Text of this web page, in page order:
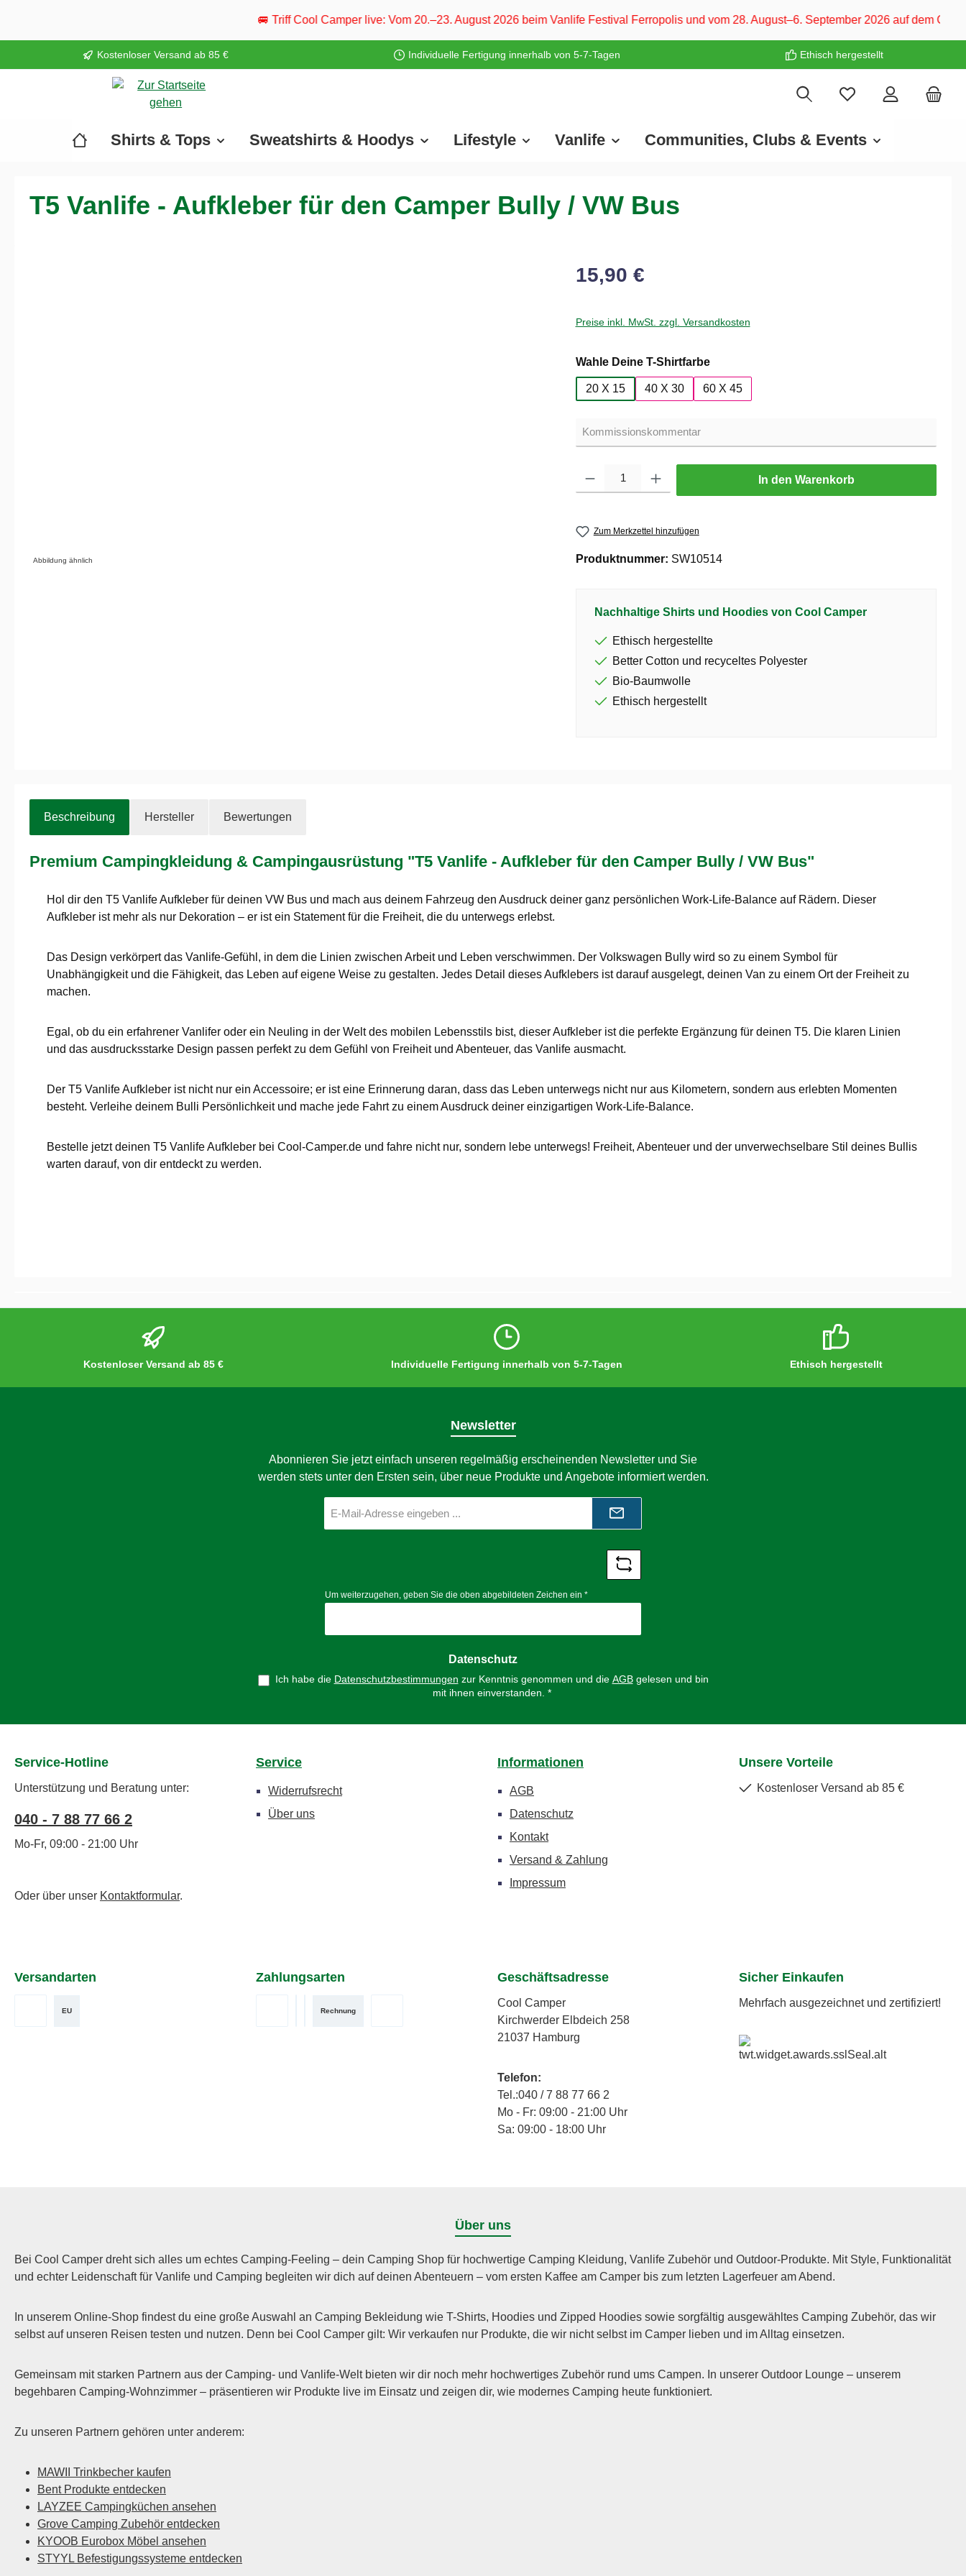
🚐 Triff Cool Camper live: Vom 20.–23. August 2026 beim Vanlife Festival Ferropolis und vom 28. August–6. September 2026 auf dem CARAVAN SALON
Kostenloser Versand ab 85 € Individuelle Fertigung innerhalb von 5-7-Tagen Ethisch hergestellt
Shirts & Tops Sweatshirts & Hoodys Lifestyle Vanlife Communities, Clubs & Events
T5 Vanlife - Aufkleber für den Camper Bully / VW Bus
Abbildung ähnlich
15,90 €
Preise inkl. MwSt. zzgl. Versandkosten
Wahle Deine T-Shirtfarbeauswählen
20 X 15 40 X 30 60 X 45
In den Warenkorb
Zum Merkzettel hinzufügen
Produktnummer: SW10514
Nachhaltige Shirts und Hoodies von Cool Camper
Ethisch hergestellte
Better Cotton und recyceltes Polyester
Bio-Baumwolle
Ethisch hergestellt
Beschreibung Hersteller Bewertungen
Premium Campingkleidung & Campingausrüstung "T5 Vanlife - Aufkleber für den Camper Bully / VW Bus"
Hol dir den T5 Vanlife Aufkleber für deinen VW Bus und mach aus deinem Fahrzeug den Ausdruck deiner ganz persönlichen Work-Life-Balance auf Rädern. Dieser
Aufkleber ist mehr als nur Dekoration – er ist ein Statement für die Freiheit, die du unterwegs erlebst.
Das Design verkörpert das Vanlife-Gefühl, in dem die Linien zwischen Arbeit und Leben verschwimmen. Der Volkswagen Bully wird so zu einem Symbol für
Unabhängigkeit und die Fähigkeit, das Leben auf eigene Weise zu gestalten. Jedes Detail dieses Aufklebers ist darauf ausgelegt, deinen Van zu einem Ort der Freiheit zu
machen.
Egal, ob du ein erfahrener Vanlifer oder ein Neuling in der Welt des mobilen Lebensstils bist, dieser Aufkleber ist die perfekte Ergänzung für deinen T5. Die klaren Linien
und das ausdrucksstarke Design passen perfekt zu dem Gefühl von Freiheit und Abenteuer, das Vanlife ausmacht.
Der T5 Vanlife Aufkleber ist nicht nur ein Accessoire; er ist eine Erinnerung daran, dass das Leben unterwegs nicht nur aus Kilometern, sondern aus erlebten Momenten
besteht. Verleihe deinem Bulli Persönlichkeit und mache jede Fahrt zu einem Ausdruck deiner einzigartigen Work-Life-Balance.
Bestelle jetzt deinen T5 Vanlife Aufkleber bei Cool-Camper.de und fahre nicht nur, sondern lebe unterwegs! Freiheit, Abenteuer und der unverwechselbare Stil deines Bullis
warten darauf, von dir entdeckt zu werden.
Kostenloser Versand ab 85 € Individuelle Fertigung innerhalb von 5-7-Tagen Ethisch hergestellt
Newsletter
Abonnieren Sie jetzt einfach unseren regelmäßig erscheinenden Newsletter und Sie
werden stets unter den Ersten sein, über neue Produkte und Angebote informiert werden.
Mail-
Adresse
Um weiterzugehen, geben Sie die oben abgebildeten Zeichen ein *
Datenschutz
Ich habe die Datenschutzbestimmungen zur Kenntnis genommen und die AGBgelesen und bin
mit ihnen einverstanden. *
Service-Hotline
Unterstützung und Beratung unter:
040 - 7 88 77 66 2
Mo-Fr, 09:00 - 21:00 Uhr
Oder über unser Kontaktformular.
Service
Widerrufsrecht
Über uns
Informationen
AGB
Datenschutz
Kontakt
Versand & Zahlung
Impressum
Unsere Vorteile
Kostenloser Versand ab 85 €
Versandarten
EU
Zahlungsarten
Rechnung
Geschäftsadresse
Cool Camper
Kirchwerder Elbdeich 258
21037 Hamburg
Telefon:
Tel.:040 / 7 88 77 66 2
Mo - Fr: 09:00 - 21:00 Uhr
Sa: 09:00 - 18:00 Uhr
Sicher Einkaufen
Mehrfach ausgezeichnet und zertifiziert!
Über uns
Bei Cool Camper dreht sich alles um echtes Camping-Feeling – dein Camping Shop für hochwertige Camping Kleidung, Vanlife Zubehör und Outdoor-Produkte. Mit Style, Funktionalität
und echter Leidenschaft für Vanlife und Camping begleiten wir dich auf deinen Abenteuern – vom ersten Kaffee am Camper bis zum letzten Lagerfeuer am Abend.
In unserem Online-Shop findest du eine große Auswahl an Camping Bekleidung wie T-Shirts, Hoodies und Zipped Hoodies sowie sorgfältig ausgewähltes Camping Zubehör, das wir
selbst auf unseren Reisen testen und nutzen. Denn bei Cool Camper gilt: Wir verkaufen nur Produkte, die wir nicht selbst im Camper lieben und im Alltag einsetzen.
Gemeinsam mit starken Partnern aus der Camping- und Vanlife-Welt bieten wir dir noch mehr hochwertiges Zubehör rund ums Campen. In unserer Outdoor Lounge – unserem
begehbaren Camping-Wohnzimmer – präsentieren wir Produkte live im Einsatz und zeigen dir, wie modernes Camping heute funktioniert.
Zu unseren Partnern gehören unter anderem:
MAWII Trinkbecher kaufen
Bent Produkte entdecken
LAYZEE Campingküchen ansehen
Grove Camping Zubehör entdecken
KYOOB Eurobox Möbel ansehen
STYYL Befestigungssysteme entdecken